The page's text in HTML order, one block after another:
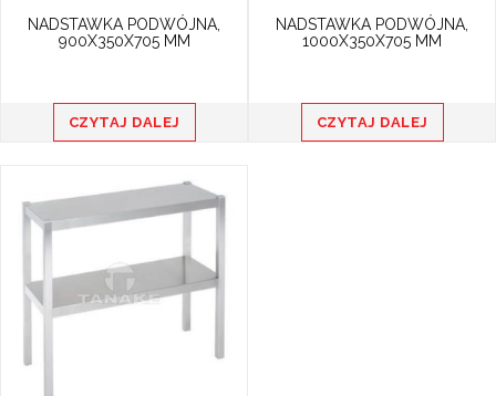
NADSTAWKA PODWÓJNA,
900X350X705 MM
CZYTAJ DALEJ
NADSTAWKA PODWÓJNA,
1000X350X705 MM
CZYTAJ DALEJ